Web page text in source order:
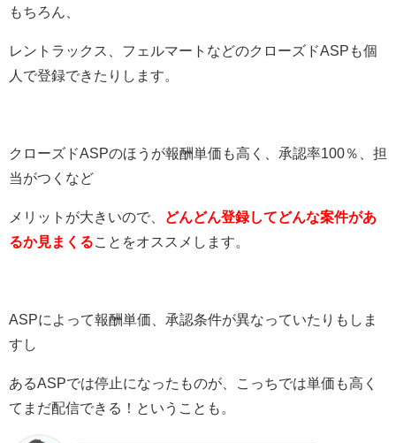
もちろん、
レントラックス、フェルマートなどのクローズドASPも個
人で登録できたりします。
クローズドASPのほうが報酬単価も高く、承認率100％、担
当がつくなど
メリットが大きいので、
どんどん登録してどんな案件があ
るか見まくることをオススメします。
ASPによって報酬単価、承認条件が異なっていたりもしま
すし
あるASPでは停止になったものが、こっちでは単価も高く
てまだ配信できる！ということも。